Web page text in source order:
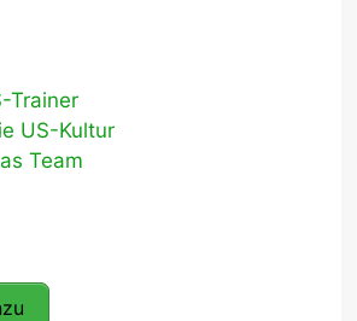
Trainer
US-Kultur
Team